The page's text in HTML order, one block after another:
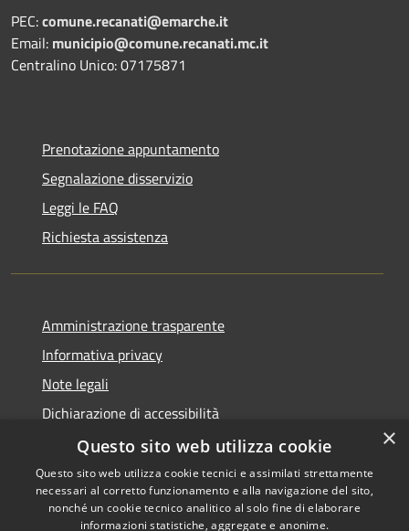
PEC:comune.recanati@emarche.it
Email: municipio@comune.recanati.mc.it
Centralino Unico: 07175871
Prenotazione appuntamento
Segnalazione disservizio
Leggi le FAQ
Richiesta assistenza
Amministrazione trasparente
Informativa privacy
Note legali
Dichiarazione di accessibilità
Copyright © 2026 • Comune di
×
Questo sito web utilizza cookie
Questo sito web utilizza cookie tecnici e assimilati strettamente
necessari al corretto funzionamento e alla navigazione del sito,
nonché un cookie tecnico analitico al solo fine di elaborare
informazioni statistiche, aggregate e anonime.